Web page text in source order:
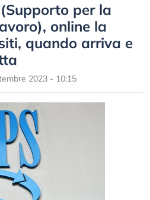
per la
online la
quando arriva e
2023 - 10:15